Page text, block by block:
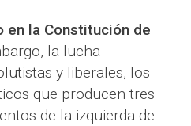
en la Constitución de
la lucha
y liberales, los
que producen tres
de la izquierda de